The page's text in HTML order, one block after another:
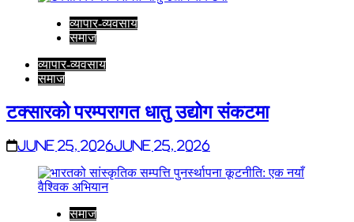
व्यापार-व्यवसाय
समाज
व्यापार-व्यवसाय
समाज
टक्सारको परम्परागत धातु उद्योग संकटमा
June 25, 2026June 25, 2026
समाज